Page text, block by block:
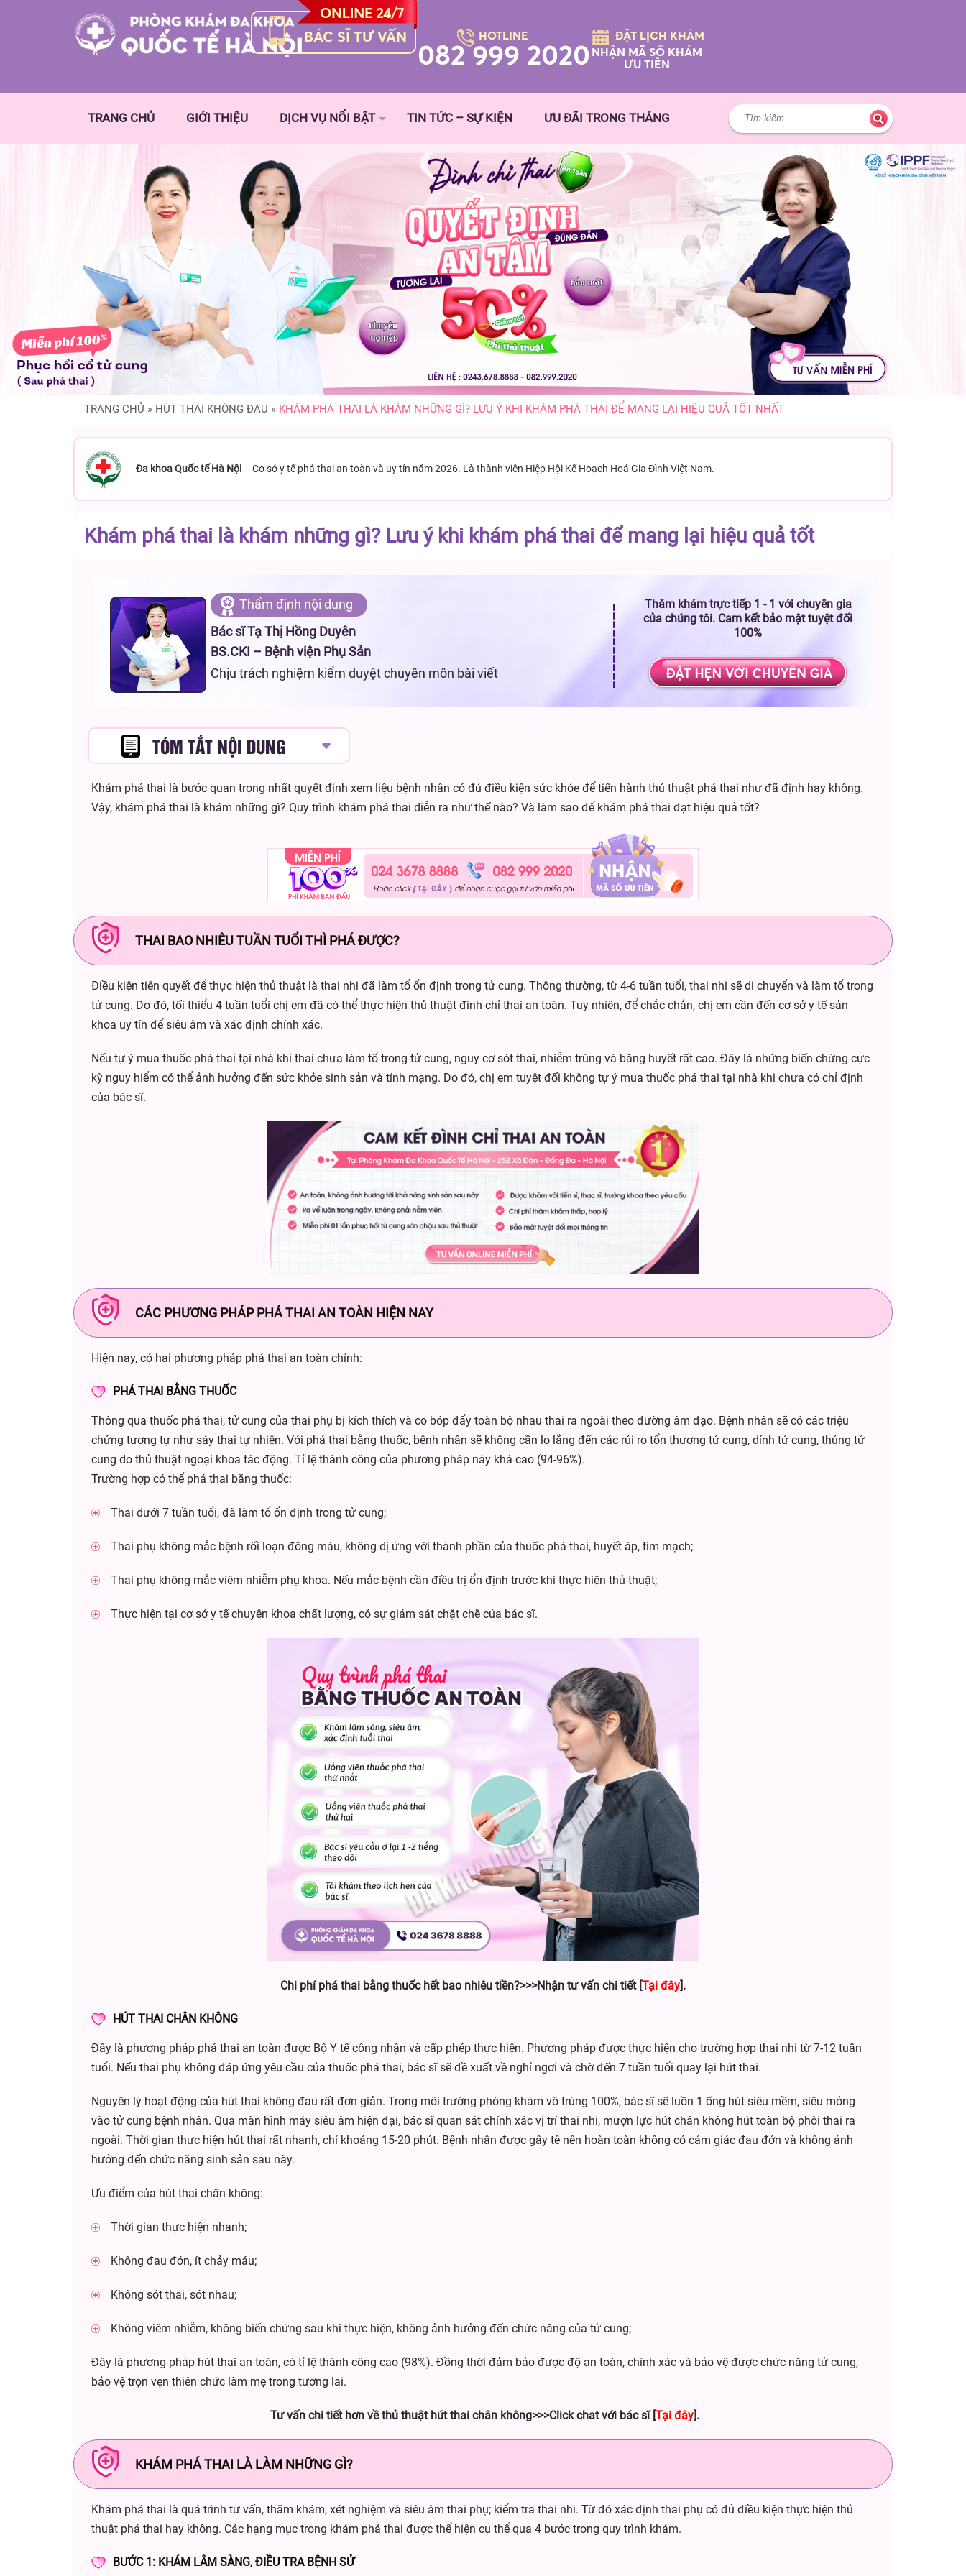
BÁC SĨ TƯ VẤN HOTLINE
082 999 2020
ĐẶT LỊCH KHÁM
NHẬN MÃ SỐ KHÁM
ƯU TIÊN
TRANG CHỦ GIỚI THIỆU DỊCH VỤ NỔI BẬT TIN TỨC – SỰ KIỆN ƯU ĐÃI TRONG THÁNG
TRANG CHỦ » HÚT THAI KHÔNG ĐAU » KHÁM PHÁ THAI LÀ KHÁM NHỮNG GÌ? LƯU Ý KHI KHÁM PHÁ THAI ĐỂ MANG LẠI HIỆU QUẢ TỐT NHẤT
Đa khoa Quốc tế Hà Nội – Cơ sở y tế phá thai an toàn và uy tín năm 2026. Là thành viên Hiệp Hội Kế Hoạch Hoá Gia Đình Việt Nam.
Khám phá thai là khám những gì? Lưu ý khi khám phá thai để mang lại hiệu quả tốt
Thẩm định nội dung
Bác sĩ Tạ Thị Hồng Duyên
BS.CKI – Bệnh viện Phụ Sản
Chịu trách nghiệm kiểm duyệt chuyên môn bài viết
Thăm khám trực tiếp 1 - 1 với chuyên gia
của chúng tôi. Cam kết bảo mật tuyệt đối
100%
TÓM TẮT NỘI DUNG
Khám phá thai là bước quan trọng nhất quyết định xem liệu bệnh nhân có đủ điều kiện sức khỏe để tiến hành thủ thuật phá thai như đã định hay không.
Vậy, khám phá thai là khám những gì? Quy trình khám phá thai diễn ra như thế nào? Và làm sao để khám phá thai đạt hiệu quả tốt?
THAI BAO NHIÊU TUẦN TUỔI THÌ PHÁ ĐƯỢC?
Điều kiện tiên quyết để thực hiện thủ thuật là thai nhi đã làm tổ ổn định trong tử cung. Thông thường, từ 4-6 tuần tuổi, thai nhi sẽ di chuyển và làm tổ trong
tử cung. Do đó, tối thiểu 4 tuần tuổi chị em đã có thể thực hiện thủ thuật đình chỉ thai an toàn. Tuy nhiên, để chắc chắn, chị em cần đến cơ sở y tế sản
khoa uy tín để siêu âm và xác định chính xác.
Nếu tự ý mua thuốc phá thai tại nhà khi thai chưa làm tổ trong tử cung, nguy cơ sót thai, nhiễm trùng và băng huyết rất cao. Đây là những biến chứng cực
kỳ nguy hiểm có thể ảnh hưởng đến sức khỏe sinh sản và tính mạng. Do đó, chị em tuyệt đối không tự ý mua thuốc phá thai tại nhà khi chưa có chỉ định
của bác sĩ.
CÁC PHƯƠNG PHÁP PHÁ THAI AN TOÀN HIỆN NAY
Hiện nay, có hai phương pháp phá thai an toàn chính:
PHÁ THAI BẰNG THUỐC
Thông qua thuốc phá thai, tử cung của thai phụ bị kích thích và co bóp đẩy toàn bộ nhau thai ra ngoài theo đường âm đạo. Bệnh nhân sẽ có các triệu
chứng tương tự như sảy thai tự nhiên. Với phá thai bằng thuốc, bệnh nhân sẽ không cần lo lắng đến các rủi ro tổn thương tử cung, dính tử cung, thủng tử
cung do thủ thuật ngoại khoa tác động. Tỉ lệ thành công của phương pháp này khá cao (94-96%).
Trường hợp có thể phá thai bằng thuốc:
Thai dưới 7 tuần tuổi, đã làm tổ ổn định trong tử cung;
Thai phụ không mắc bệnh rối loạn đông máu, không dị ứng với thành phần của thuốc phá thai, huyết áp, tim mạch;
Thai phụ không mắc viêm nhiễm phụ khoa. Nếu mắc bệnh cần điều trị ổn định trước khi thực hiện thủ thuật;
Thực hiện tại cơ sở y tế chuyên khoa chất lượng, có sự giám sát chặt chẽ của bác sĩ.
Chi phí phá thai bằng thuốc hết bao nhiêu tiền?>>>Nhận tư vấn chi tiết [Tại đây].
HÚT THAI CHÂN KHÔNG
Đây là phương pháp phá thai an toàn được Bộ Y tế công nhận và cấp phép thực hiện. Phương pháp được thực hiện cho trường hợp thai nhi từ 7-12 tuần
tuổi. Nếu thai phụ không đáp ứng yêu cầu của thuốc phá thai, bác sĩ sẽ đề xuất về nghỉ ngơi và chờ đến 7 tuần tuổi quay lại hút thai.
Nguyên lý hoạt động của hút thai không đau rất đơn giản. Trong môi trường phòng khám vô trùng 100%, bác sĩ sẽ luồn 1 ống hút siêu mềm, siêu mỏng
vào tử cung bệnh nhân. Qua màn hình máy siêu âm hiện đại, bác sĩ quan sát chính xác vị trí thai nhi, mượn lực hút chân không hút toàn bộ phôi thai ra
ngoài. Thời gian thực hiện hút thai rất nhanh, chỉ khoảng 15-20 phút. Bệnh nhân được gây tê nên hoàn toàn không có cảm giác đau đớn và không ảnh
hưởng đến chức năng sinh sản sau này.
Ưu điểm của hút thai chân không:
Thời gian thực hiện nhanh;
Không đau đớn, ít chảy máu;
Không sót thai, sót nhau;
Không viêm nhiễm, không biến chứng sau khi thực hiện, không ảnh hưởng đến chức năng của tử cung;
Đây là phương pháp hút thai an toàn, có tỉ lệ thành công cao (98%). Đồng thời đảm bảo được độ an toàn, chính xác và bảo vệ được chức năng tử cung,
bảo vệ trọn vẹn thiên chức làm mẹ trong tương lai.
Tư vấn chi tiết hơn về thủ thuật hút thai chân không>>>Click chat với bác sĩ [Tại đây].
KHÁM PHÁ THAI LÀ LÀM NHỮNG GÌ?
Khám phá thai là quá trình tư vấn, thăm khám, xét nghiệm và siêu âm thai phụ; kiểm tra thai nhi. Từ đó xác định thai phụ có đủ điều kiện thực hiện thủ
thuật phá thai hay không. Các hạng mục trong khám phá thai được thể hiện cụ thể qua 4 bước trong quy trình khám.
BƯỚC 1: KHÁM LÂM SÀNG, ĐIỀU TRA BỆNH SỬ